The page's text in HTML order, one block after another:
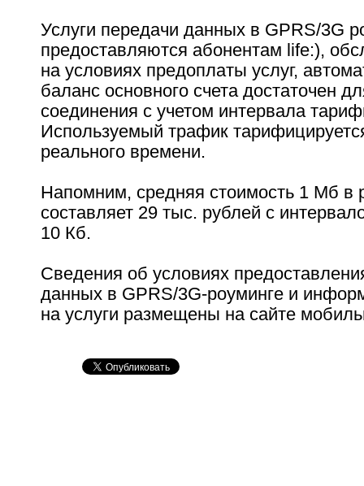
Услуги передачи данных в GPRS/3G
предоставляются абонентам life:),
на условиях предоплаты услуг,
баланс основного счета достаточен
соединения с учетом интервала
Используемый трафик
реального времени.
Напомним, средняя стоимость 1 Мб в
составляет 29 тыс. рублей с
10 Кб.
Сведения об условиях
данных в GPRS/3G-роуминге и
на услуги размещены на сайте